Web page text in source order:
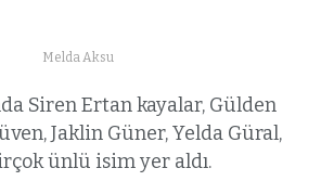
Melda Aksu
Siren Ertan kayalar, Gülden
Jaklin Güner, Yelda Güral,
ünlü isim yer aldı.